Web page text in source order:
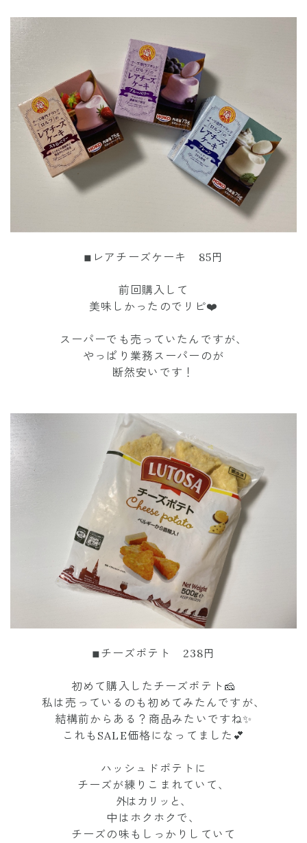
◾︎レアチーズケーキ 85円
前回購入して
美味しかったのでリピ❤️
スーパーでも売っていたんですが、
やっぱり業務スーパーのが
断然安いです！
◾︎チーズポテト 238円
初めて購入したチーズポテト🧀
私は売っているのも初めてみたんですが、
結構前からある？商品みたいですね✨
これもSALE価格になってました💕
ハッシュドポテトに
チーズが練りこまれていて、
外はカリッと、
中はホクホクで、
チーズの味もしっかりしていて